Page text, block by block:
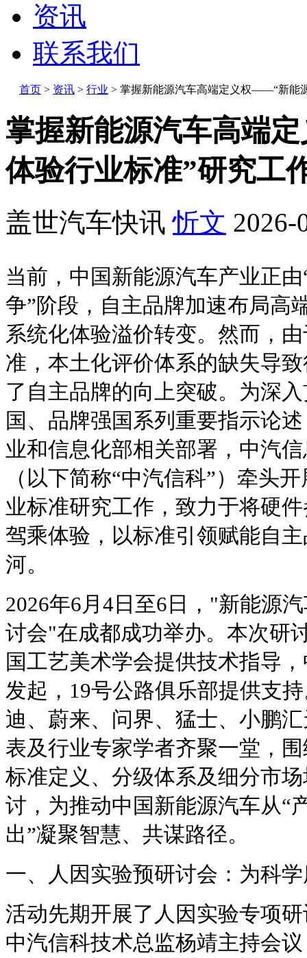
资讯
联系我们
首页 > 资讯 > 行业 > 掌握新能源汽车高端定义权——“新能
掌握新能源汽车高端
体验行业标准”研究工
盖世汽车快讯 忻文 2026-
当前，中国新能源汽车产业正
争”阶段，自主品牌加速布局高
系统化体验溢价转变。然而，
准，本土化评价体系的缺失导
了自主品牌的向上突破。为深
国、品牌强国系列重要指示论
业和信息化部相关部署，中汽
（以下简称“中汽信科”）牵头
业标准研究工作，致力于将硬
驾乘体验，以标准引领赋能自
河。
2026年6月4日至6日，"新能源
讨会"在成都成功举办。本次研
国工艺美术学会提供技术指导
发起，19号公路俱乐部提供支
迪、蔚来、问界、猛士、小鹏
表及行业专家学者齐聚一堂，
标准定义、分级体系及细分市
讨，为推动中国新能源汽车从“
出”凝聚智慧、共谋路径。
一、人因实验预研讨会：为科
活动先期开展了人因实验专项
中汽信科技术总监杨靖主持会